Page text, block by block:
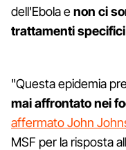
dell'Ebola enon ci
trattamenti
"Questa epidemia
mai affrontato nei
affermato John
MSF per la risposta